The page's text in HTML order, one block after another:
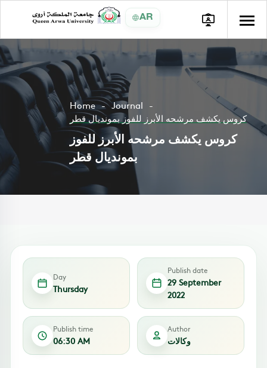
AR
Home
Journal
كروس يكشف مرشحه الأبرز للفوز بمونديال قطر
كروس يكشف مرشحه الأبرز للفوز
بمونديال قطر
Day
Thursday
Publish date
29 September
2022
Publish time
06:30 AM
Author
وكالات